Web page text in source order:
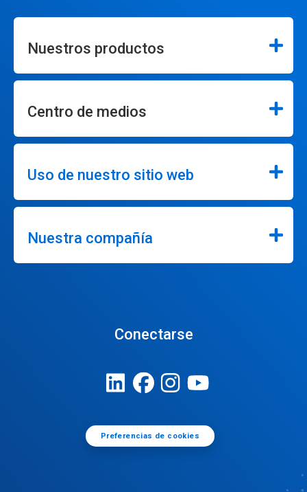
Nuestros productos
Centro de medios
Uso de nuestro sitio web
Nuestra compañía
Conectarse
Preferencias de cookies